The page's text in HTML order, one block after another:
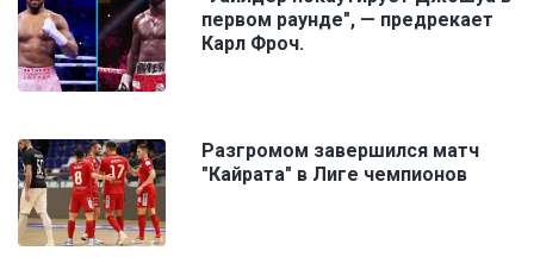
первом раунде", — предрекает
Карл Фроч.
Разгромом завершился матч
"Кайрата" в Лиге чемпионов